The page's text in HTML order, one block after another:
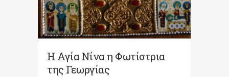
Η Αγία Νίνα η Φωτίστρια
της Γεωργίας